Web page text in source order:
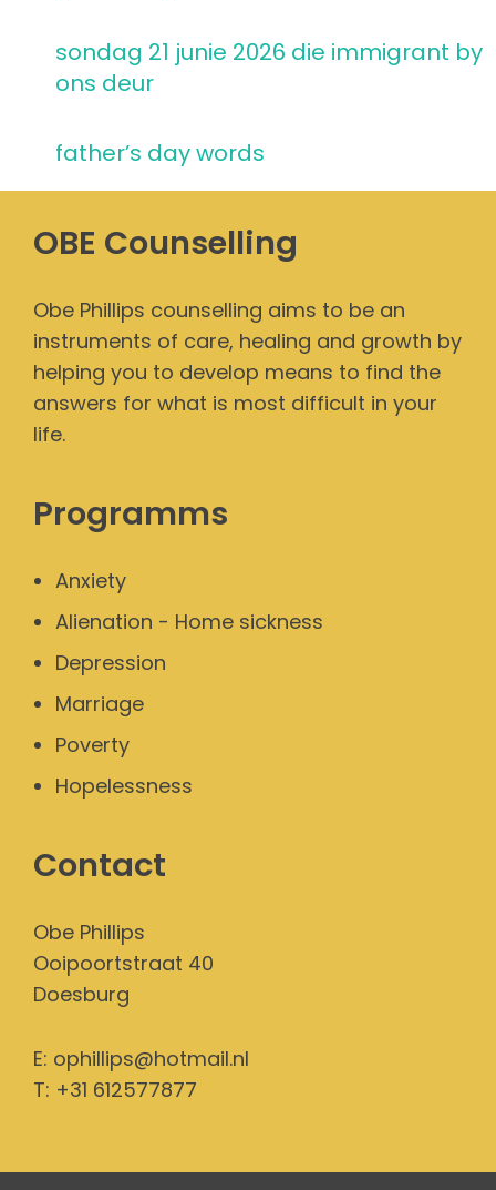
sondag 21 junie 2026 die immigrant by
ons deur
father’s day words
OBE Counselling
Obe Phillips counselling aims to be an
instruments of care, healing and growth by
helping you to develop means to find the
answers for what is most difficult in your
life.
Programms
Anxiety
Alienation - Home sickness
Depression
Marriage
Poverty
Hopelessness
Contact
Obe Phillips
Ooipoortstraat 40
Doesburg
E: ophillips@hotmail.nl
T: +31 612577877